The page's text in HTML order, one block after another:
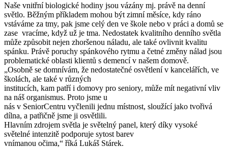
Naše vnitřní biologické hodiny jsou vázány mj. právě na denní
světlo. Běžným příkladem mohou být zimní měsíce, kdy ráno
vstáváme za tmy, pak jsme celý den ve škole nebo v práci a domů se
zase vracíme, když už je tma. Nedostatek kvalitního denního světla
může způsobit nejen zhoršenou náladu, ale také ovlivnit kvalitu
spánku. Právě poruchy spánkového rytmu a četné změny nálad jsou
problematické oblasti klientů s demencí v našem domově.
„Osobně se domnívám, že nedostatečné osvětlení v kancelářích, ve
školách, ale také v různých
institucích, kam patří i domovy pro seniory, může mít negativní vliv
na náš organismus. Proto jsme u
nás v SeniorCentru vyčlenili jednu místnost, sloužící jako tvořivá
dílna, a patřičně jsme ji osvětlili.
Hlavním zdrojem světla je světelný panel, který díky vysoké
světelné intenzitě podporuje sytost barev
vnímanou očima,“ říká Lukáš Stárek.